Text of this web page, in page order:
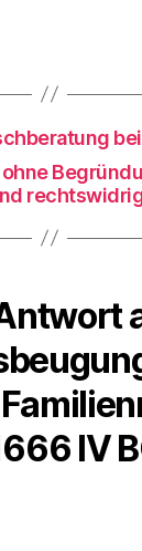
IV